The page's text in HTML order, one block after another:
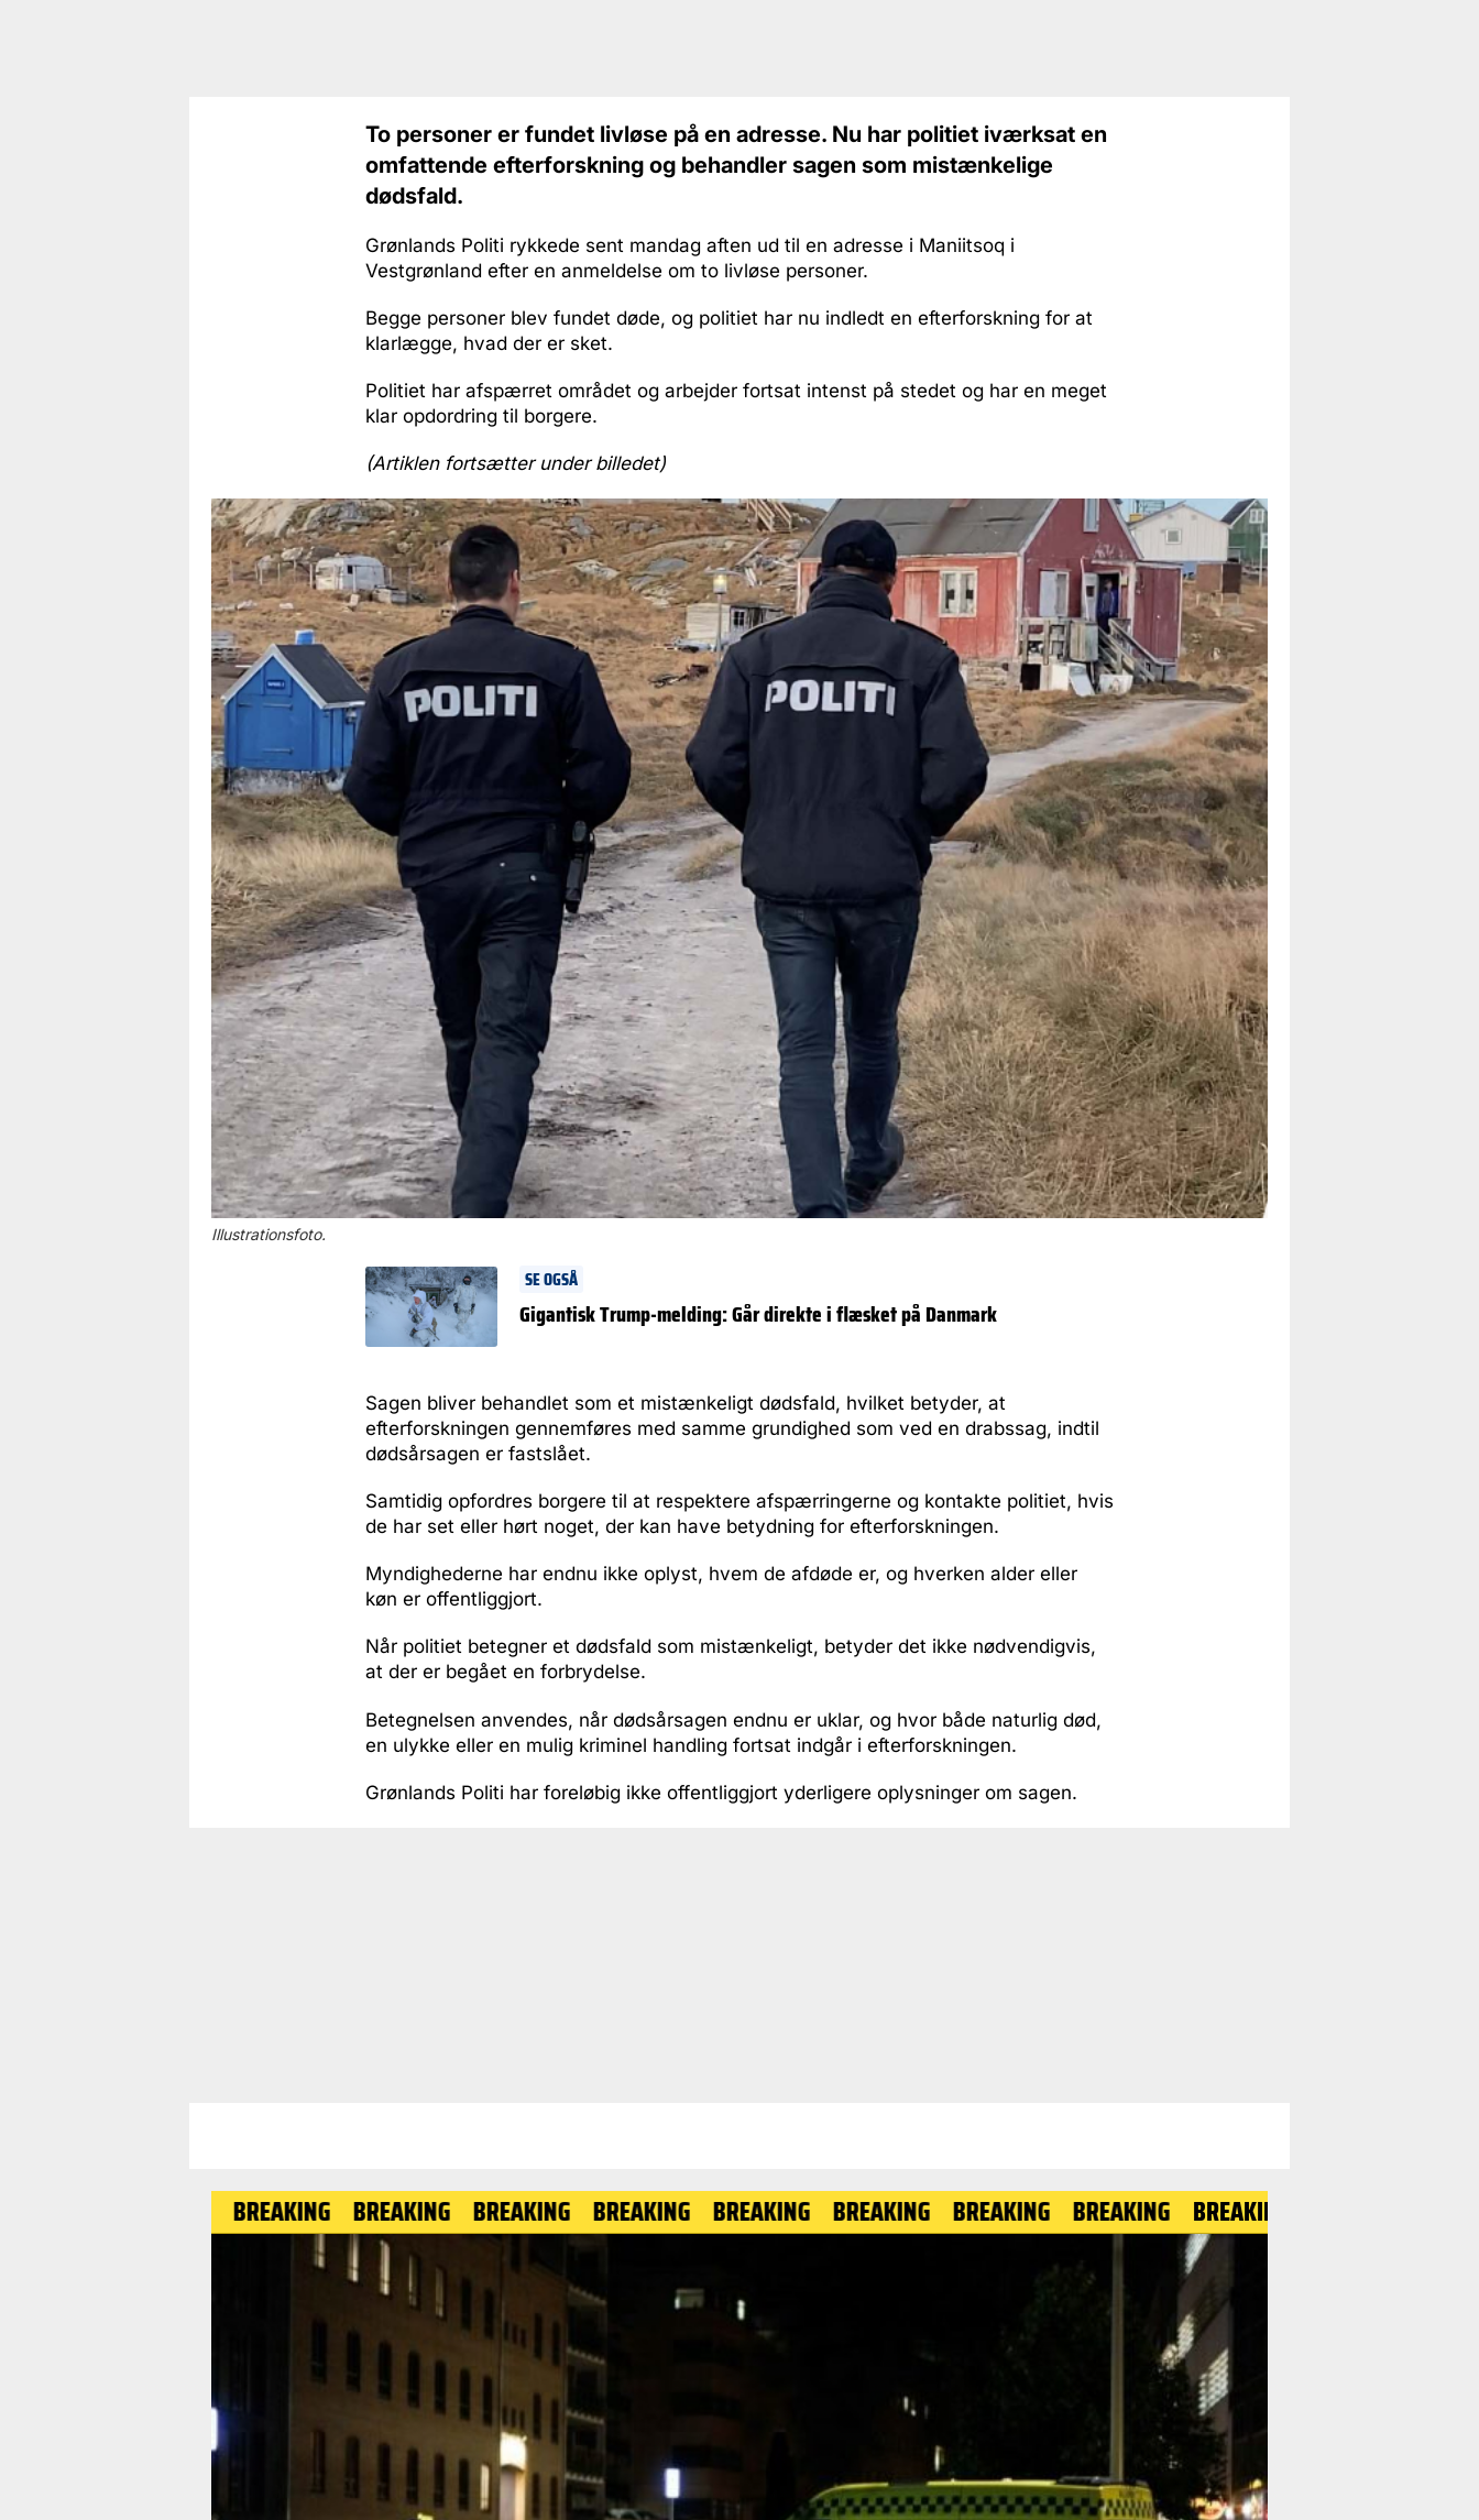
To personer er fundet livløse på en adresse. Nu har politiet iværksat en
omfattende efterforskning og behandler sagen som mistænkelige
dødsfald.
Grønlands Politi rykkede sent mandag aften ud til en adresse i Maniitsoq i
Vestgrønland efter en anmeldelse om to livløse personer.
Begge personer blev fundet døde, og politiet har nu indledt en efterforskning for at
klarlægge, hvad der er sket.
Politiet har afspærret området og arbejder fortsat intenst på stedet og har en meget
klar opdordring til borgere.
(Artiklen fortsætter under billedet)
Illustrationsfoto.
SE OGSÅ
Gigantisk Trump-melding: Går direkte i flæsket på Danmark
Sagen bliver behandlet som et mistænkeligt dødsfald, hvilket betyder, at
efterforskningen gennemføres med samme grundighed som ved en drabssag, indtil
dødsårsagen er fastslået.
Samtidig opfordres borgere til at respektere afspærringerne og kontakte politiet, hvis
de har set eller hørt noget, der kan have betydning for efterforskningen.
Myndighederne har endnu ikke oplyst, hvem de afdøde er, og hverken alder eller
køn er offentliggjort.
Når politiet betegner et dødsfald som mistænkeligt, betyder det ikke nødvendigvis,
at der er begået en forbrydelse.
Betegnelsen anvendes, når dødsårsagen endnu er uklar, og hvor både naturlig død,
en ulykke eller en mulig kriminel handling fortsat indgår i efterforskningen.
Grønlands Politi har foreløbig ikke offentliggjort yderligere oplysninger om sagen.
BREAKING BREAKING BREAKING BREAKING BREAKING BREAKING BREAKING BREAKING BREAKING BREAKING